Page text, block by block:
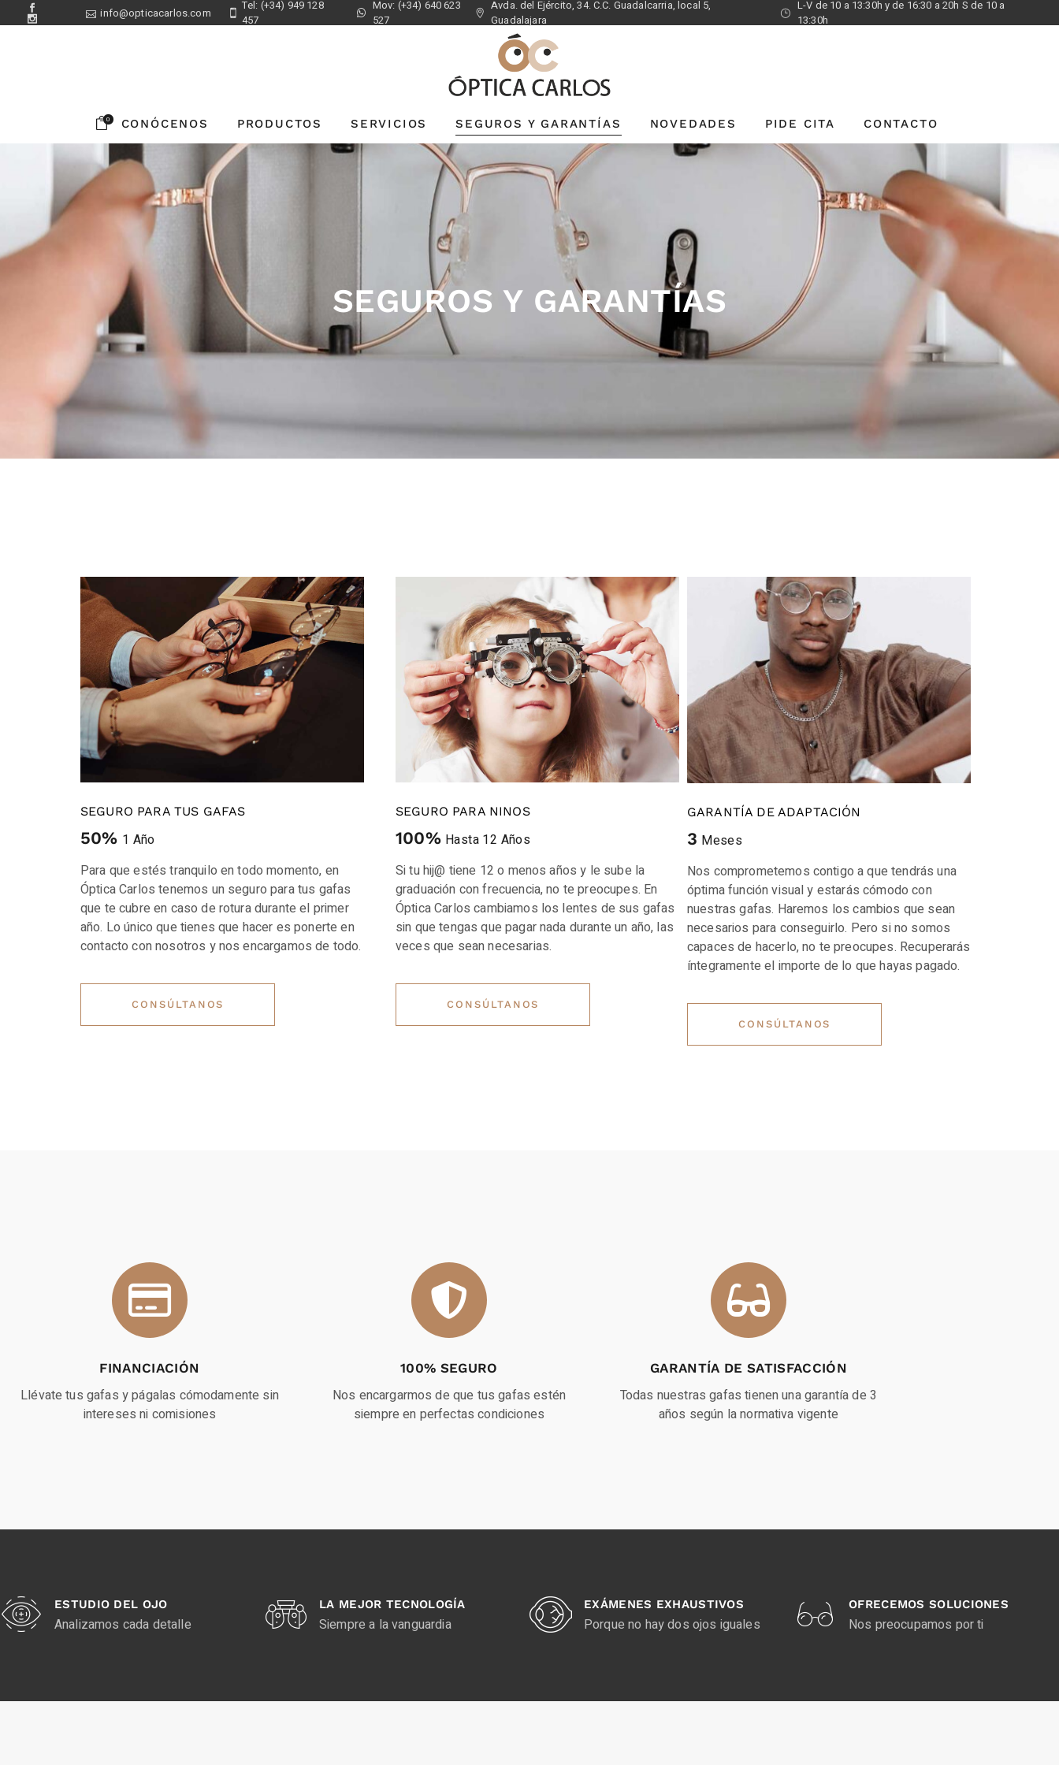
info@opticacarlos.com
Tel: (+34) 949 128
457
Mov: (+34) 640 623
527
Avda. del Ejército, 34. C.C. Guadalcarria, local 5,
Guadalajara
L-V de 10 a 13:30h y de 16:30 a 20h S de 10 a
13:30h
CONÓCENOS PRODUCTOS SERVICIOS SEGUROS Y GARANTÍAS NOVEDADES PIDE CITA CONTACTO
0
SEGUROS Y GARANTÍAS
SEGURO PARA TUS GAFAS
50% 1 Año
Para que estés tranquilo en todo momento, en
Óptica Carlos tenemos un seguro para tus gafas
que te cubre en caso de rotura durante el primer
año. Lo único que tienes que hacer es ponerte en
contacto con nosotros y nos encargamos de todo.
CONSÚLTANOS
SEGURO PARA NINOS
100% Hasta 12 Años
Si tu hij@ tiene 12 o menos años y le sube la
graduación con frecuencia, no te preocupes. En
Óptica Carlos cambiamos los lentes de sus gafas
sin que tengas que pagar nada durante un año, las
veces que sean necesarias.
CONSÚLTANOS
GARANTÍA DE ADAPTACIÓN
3 Meses
Nos comprometemos contigo a que tendrás una
óptima función visual y estarás cómodo con
nuestras gafas. Haremos los cambios que sean
necesarios para conseguirlo. Pero si no somos
capaces de hacerlo, no te preocupes. Recuperarás
íntegramente el importe de lo que hayas pagado.
CONSÚLTANOS
FINANCIACIÓN
Llévate tus gafas y págalas cómodamente sin
intereses ni comisiones
100% SEGURO
Nos encargarmos de que tus gafas estén
siempre en perfectas condiciones
GARANTÍA DE SATISFACCIÓN
Todas nuestras gafas tienen una garantía de 3
años según la normativa vigente
ESTUDIO DEL OJO
Analizamos cada detalle
LA MEJOR TECNOLOGÍA
Siempre a la vanguardia
EXÁMENES EXHAUSTIVOS
Porque no hay dos ojos iguales
OFRECEMOS SOLUCIONES
Nos preocupamos por ti